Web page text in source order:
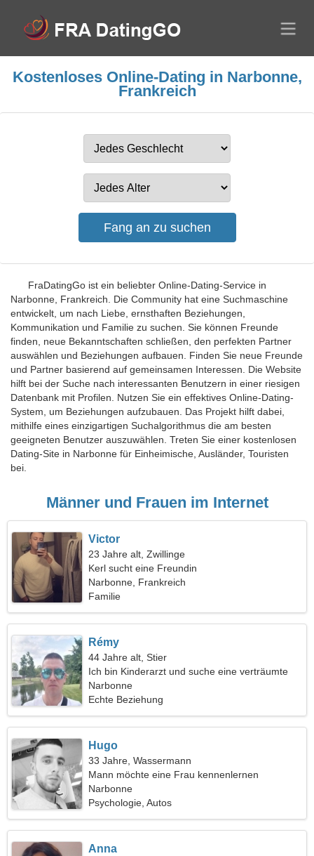
Kostenloses Online-Dating in Narbonne,
Frankreich
FraDatingGo ist ein beliebter Online-Dating-Service in
Narbonne, Frankreich. Die Community hat eine Suchmaschine
entwickelt, um nach Liebe, ernsthaften Beziehungen,
Kommunikation und Familie zu suchen. Sie können Freunde
finden, neue Bekanntschaften schließen, den perfekten Partner
auswählen und Beziehungen aufbauen. Finden Sie neue Freunde
und Partner basierend auf gemeinsamen Interessen. Die Website
hilft bei der Suche nach interessanten Benutzern in einer riesigen
Datenbank mit Profilen. Nutzen Sie ein effektives Online-Dating-
System, um Beziehungen aufzubauen. Das Projekt hilft dabei,
mithilfe eines einzigartigen Suchalgorithmus die am besten
geeigneten Benutzer auszuwählen. Treten Sie einer kostenlosen
Dating-Site in Narbonne für Einheimische, Ausländer, Touristen
bei.
Männer und Frauen im Internet
Victor
23 Jahre alt, Zwillinge
Kerl sucht eine Freundin
Narbonne, Frankreich
Familie
Rémy
44 Jahre alt, Stier
Ich bin Kinderarzt und suche eine verträumte
Frau
Narbonne
Echte Beziehung
Hugo
33 Jahre, Wassermann
Mann möchte eine Frau kennenlernen
Narbonne
Psychologie, Autos
Anna